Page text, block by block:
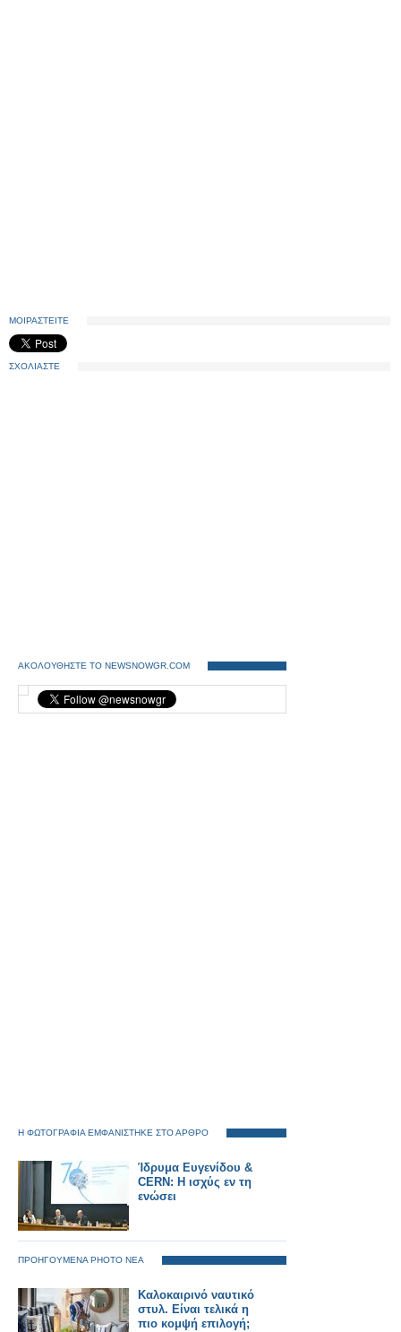
ΜΟΙΡΑΣΤΕΙΤΕ
ΣΧΟΛΙΑΣΤΕ
ΑΚΟΛΟΥΘΗΣΤΕ ΤΟ NEWSNOWGR.COM
Η ΦΩΤΟΓΡΑΦΙΑ ΕΜΦΑΝΙΣΤΗΚΕ ΣΤΟ ΑΡΘΡΟ
Ίδρυμα Ευγενίδου &
CERN: Η ισχύς εν τη
ενώσει
ΠΡΟΗΓΟΥΜΕΝΑ PHOTO ΝΕΑ
Καλοκαιρινό ναυτικό
στυλ. Είναι τελικά η
πιο κομψή επιλογή;